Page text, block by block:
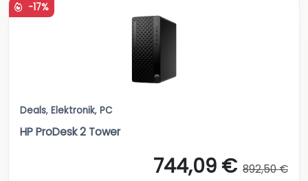
-17%
Deals, Elektronik, PC
HP ProDesk 2 Tower
744,09 € 892,50 €